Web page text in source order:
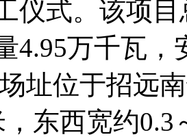
仪式。该项
4.95万千瓦，
址位于招远
东西宽约0.3